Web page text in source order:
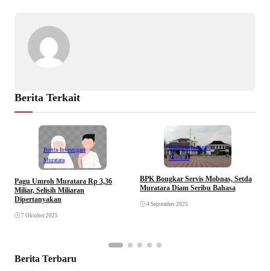
Berita Terkait
Berita Investigasi
Muratara
Pagu Umroh Muratara Rp 3,36
Miliar, Selisih Miliaran
Dipertanyakan
7 Oktober 2025
Berita Investigasi
Muratara
BPK Bongkar Servis Mobnas, Setda
Muratara Diam Seribu Bahasa
4 September 2025
Berita Terbaru